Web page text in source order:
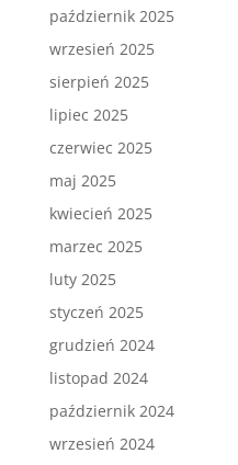
październik 2025
wrzesień 2025
sierpień 2025
lipiec 2025
czerwiec 2025
maj 2025
kwiecień 2025
marzec 2025
luty 2025
styczeń 2025
grudzień 2024
listopad 2024
październik 2024
wrzesień 2024